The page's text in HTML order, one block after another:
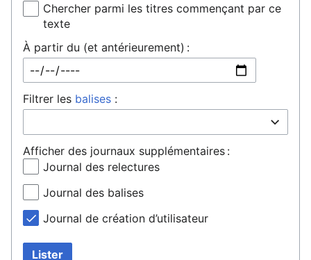
Chercher parmi les titres commençant par ce
texte
À partir du (et antérieurement) :
Filtrer les balises :
Afficher des journaux supplémentaires :
Journal des relectures
Journal des balises
Journal de création d’utilisateur
Lister